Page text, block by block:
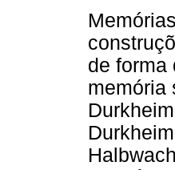
de forma
memória